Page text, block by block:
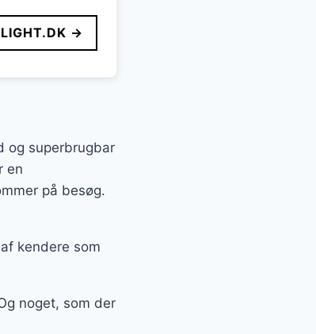
→
og superbrugbar
en
på besøg.
kendere som
noget, som der